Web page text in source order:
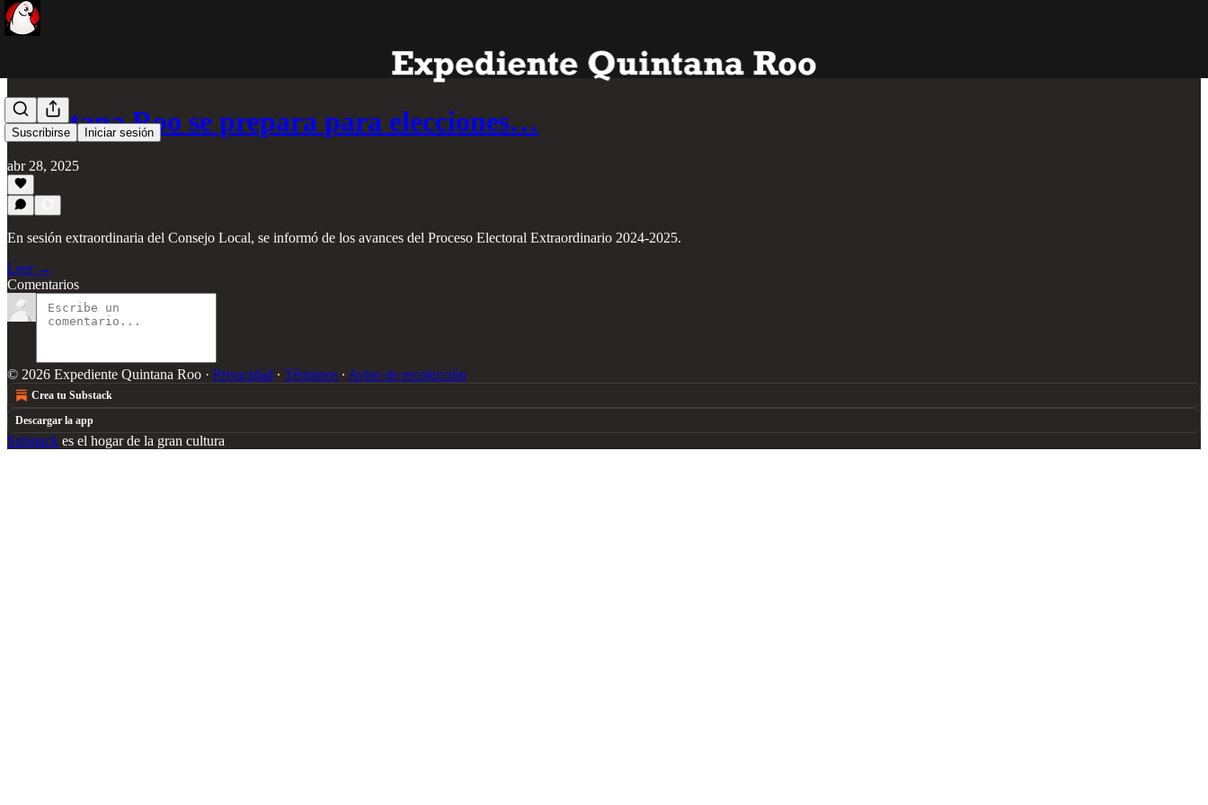
Suscribirse Iniciar sesión
Quintana Roo se prepara para elecciones…
abr 28, 2025
En sesión extraordinaria del Consejo Local, se informó de los avances del Proceso Electoral Extraordinario 2024-2025.
Leer →
Comentarios
© 2026 Expediente Quintana Roo · Privacidad ∙ Términos ∙ Aviso de recolección
Crea tu Substack
Descargar la app
Substack es el hogar de la gran cultura